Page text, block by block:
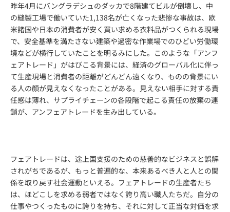
昨年4月にバングラデシュのダッカで8階建てビルが倒壊し、中
の縫製工場で働いていた1,138名が亡くなった悲惨な事故は、欧
米諸国や日本の消費者が安く買い求める衣料品がつくられる現場
で、安全基準を満たさない建築や過密な作業場でのひどい労働環
境などが横行していたことを明るみにした。このような「アンフ
ェアトレード」がはびこる背景には、経済のグローバル化に伴っ
て生産現場と消費者の距離がどんどん遠くなり、ものの背景にい
る人の顔が見えなくなったことがある。見えない相手に対する責
任感は薄れ、サプライチェーンの各段階で起こる責任の放棄の連
鎖が、アンフェアトレードを生み出している。
フェアトレードは、途上国支援のための慈善的なビジネスと誤解
されがちであるが、もっと普遍的な、本来あるべき人と人との関
係を取り戻す社会運動といえる。フェアトレードの生産者たち
は、ほどこしを求める弱者ではなく誇り高い職人たちだ。自分の
仕事やつくったものに誇りを持ち、それに対して正当な対価を求